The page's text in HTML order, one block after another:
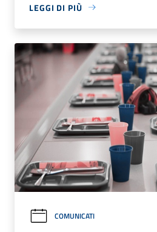
LEGGI DI PIÙ
COMUNICATI